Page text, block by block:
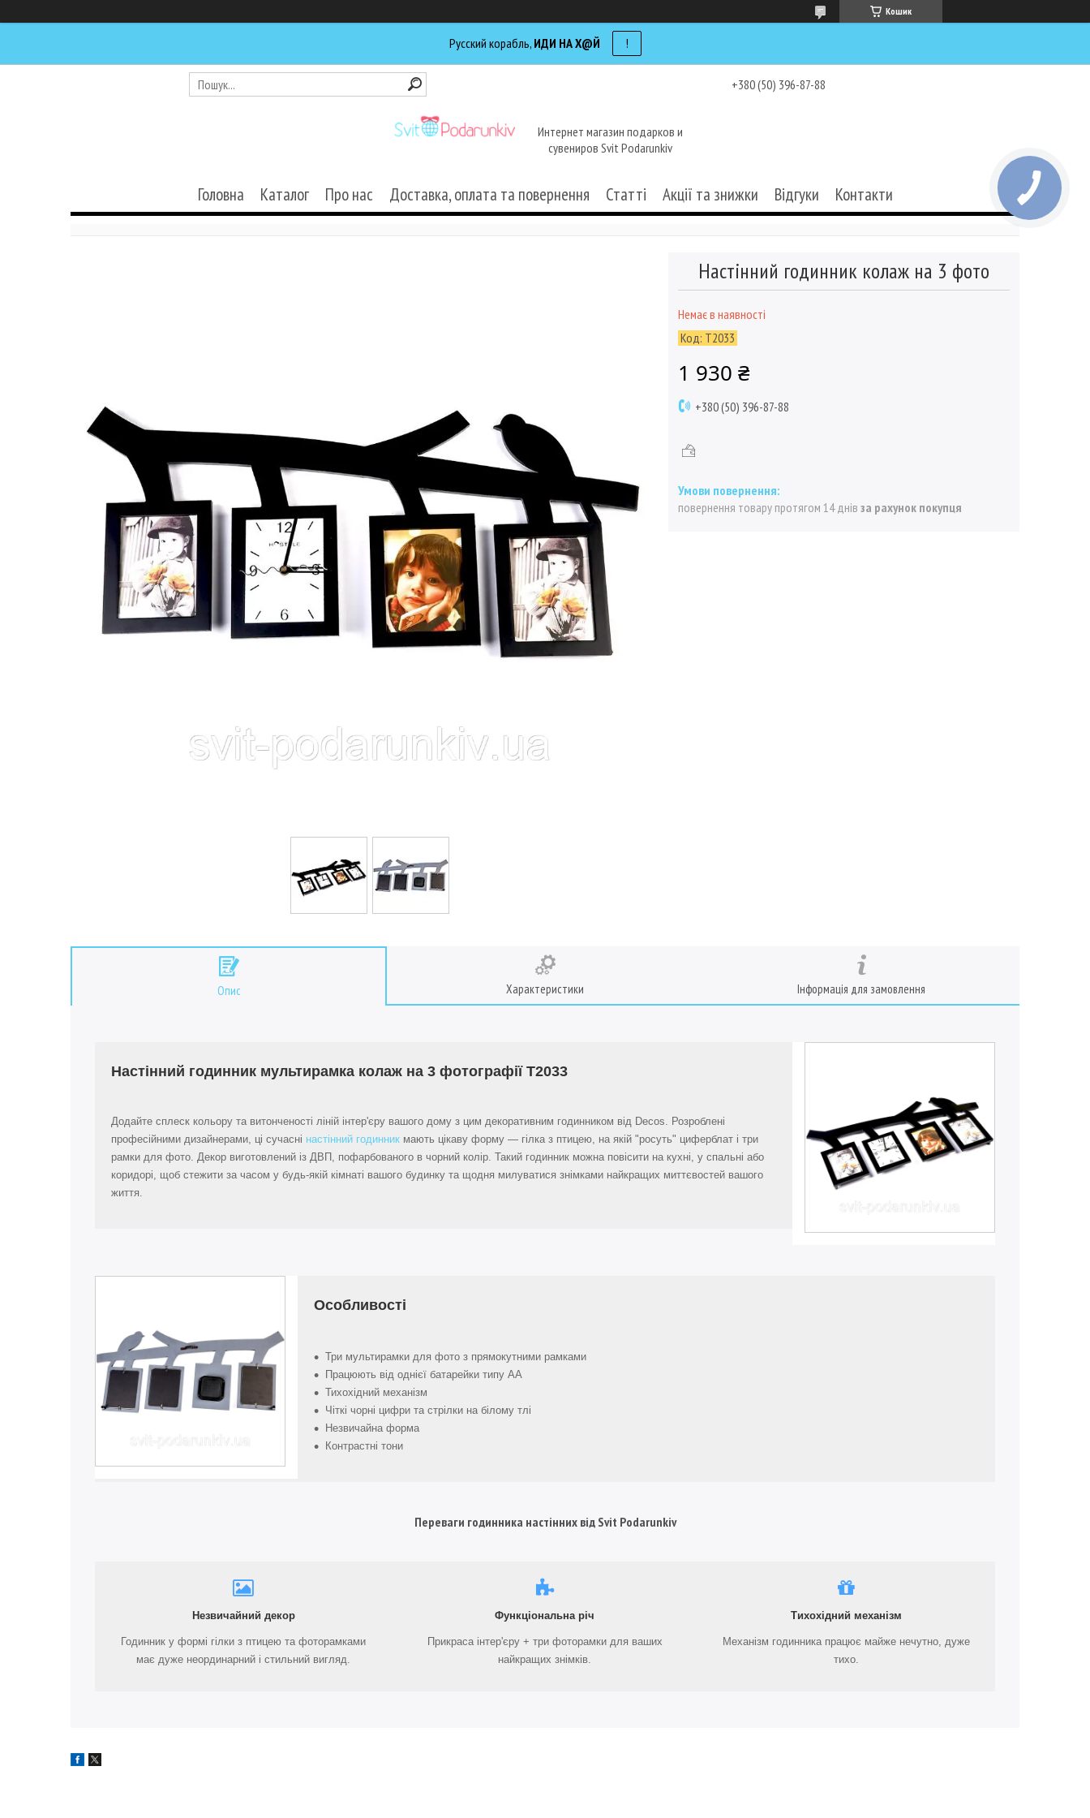
Кошик
Русский корабль, ИДИ НА Х@Й !
+380 (50) 396-87-88
Интернет магазин подарков и
сувениров Svit Podarunkiv
Головна Каталог Про нас Доставка, оплата та повернення Статті Акції та знижки Відгуки Контакти
Настінний годинник колаж на 3 фото
Немає в наявності
Код: T2033
1 930 ₴
+380 (50) 396-87-88
повернення товару протягом 14 днів за рахунок покупця
Опис Характеристики Інформація для замовлення
Настінний годинник мультирамка колаж на 3 фотографії T2033
Додайте сплеск кольору та витонченості ліній інтер'єру вашого дому з цим декоративним годинником від Decos. Розроблені
професійними дизайнерами, ці сучасні настінний годинник мають цікаву форму — гілка з птицею, на якій "росуть" циферблат і три
рамки для фото. Декор виготовлений із ДВП, пофарбованого в чорний колір. Такий годинник можна повісити на кухні, у спальні або
коридорі, щоб стежити за часом у будь-якій кімнаті вашого будинку та щодня милуватися знімками найкращих миттєвостей вашого
життя.
Особливості
Три мультирамки для фото з прямокутними рамками
Працюють від однієї батарейки типу AA
Тихохідний механізм
Чіткі чорні цифри та стрілки на білому тлі
Незвичайна форма
Контрастні тони
Переваги годинника настінних від Svit Podarunkiv
Незвичайний декор
Годинник у формі гілки з птицею та фоторамками
має дуже неординарний і стильний вигляд.
Функціональна річ
Прикраса інтер'єру + три фоторамки для ваших
найкращих знімків.
Тихохідний механізм
Механізм годинника працює майже нечутно, дуже
тихо.